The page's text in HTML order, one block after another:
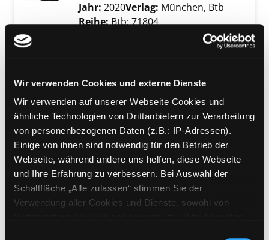
Wir verwenden Cookies und externe Dienste
Wir verwenden auf unserer Webseite Cookies und
ähnliche Technologien von Drittanbietern zur Verarbeitung
von personenbezogenen Daten (z.B.: IP-Adressen).
Einige von ihnen sind notwendig für den Betrieb der
Webseite, während andere uns helfen, diese Webseite
und Ihre Erfahrung zu verbessern. Bei Auswahl der
Schaltfläche „Alle zulassen“ stimmen Sie der
Verwendung aller Cookies und Dienste, sowohl von
Jahr: 2020Verlag: München, Btb
Reihe:Btb; 71804
Leben in der Zukunft
Verfasser: Gall, Alfred Suche nach
Jahr:
Verlag: Darmstadt, Theiss
Exemplar-Details von Schenk. Das Buch
Mediengruppe:Sachbuch
Schenk. Das Buch
ein intimes Lebensbild
Verfasser:Horowitz, Michael
Schenk, Otto Suche nach diesem Verfasser